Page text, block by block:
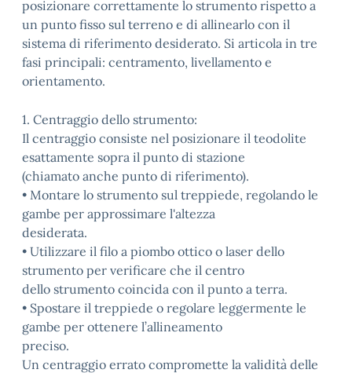
posizionare correttamente lo strumento rispetto a
un punto fisso sul terreno e di allinearlo con il
sistema di riferimento desiderato. Si articola in tre
fasi principali: centramento, livellamento e
orientamento.
1. Centraggio dello strumento:
Il centraggio consiste nel posizionare il teodolite
esattamente sopra il punto di stazione
(chiamato anche punto di riferimento).
• Montare lo strumento sul treppiede, regolando le
gambe per approssimare l'altezza
desiderata.
• Utilizzare il filo a piombo ottico o laser dello
strumento per verificare che il centro
dello strumento coincida con il punto a terra.
• Spostare il treppiede o regolare leggermente le
gambe per ottenere l’allineamento
preciso.
Un centraggio errato compromette la validità delle